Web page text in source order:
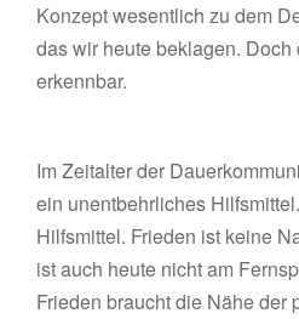
Konzept wesentlich zu dem
das wir heute beklagen. Doch
erkennbar.
Im Zeitalter der
ein unentbehrliches
Hilfsmittel. Frieden ist keine
ist auch heute nicht am
Frieden braucht die Nähe der